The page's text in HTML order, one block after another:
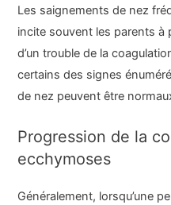
Les saignements de nez
incite souvent les parents à
d’un trouble de la
certains des signes
de nez peuvent être
Progression de la
ecchymoses
Généralement, lorsqu’une